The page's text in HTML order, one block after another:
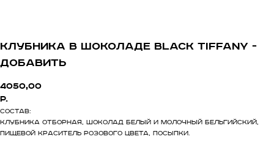
Клубника в шоколаде Black Tiffany -
добавить
4050,00
р.
Состав:
Клубника отборная, шоколад белый и молочный Бельгийский,
пищевой краситель розового цвета, посыпки.